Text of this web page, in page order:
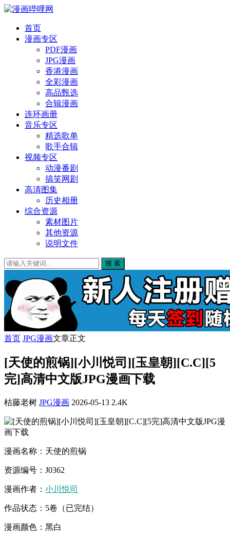
首页
漫画专区
PDF漫画
JPG漫画
香港漫画
全彩漫画
高品甄选
合辑漫画
连环画册
音乐专区
精选歌单
歌手合辑
视频专区
动漫番剧
搞笑网剧
高清图集
历史相册
综合资源
素材图片
其他资源
说明文件
搜 索
首页 JPG漫画文章正文
[天使的煎锅][小川悦司][玉皇朝][C.C][5
完]高清中文版JPG漫画下载
枯藤老树 JPG漫画 2026-05-13 2.4K
漫画名称：天使的煎锅
资源编号：J0362
漫画作者： 小川悦司
作品状态：5卷（已完结）
漫画颜色：黑白